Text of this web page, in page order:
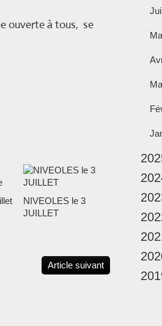
ouverte à tous, se
NIVEOLES le 3
JUILLET
Article suivant